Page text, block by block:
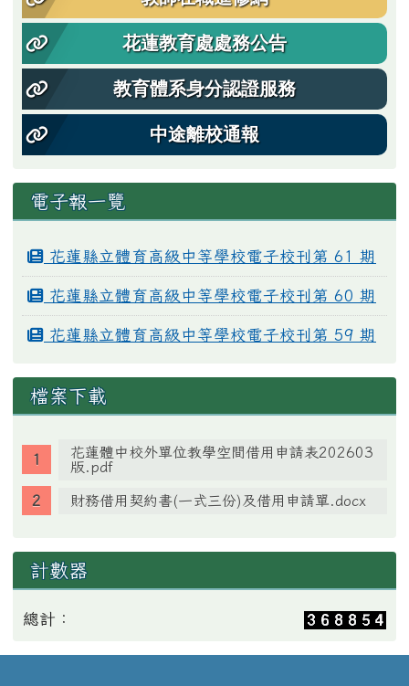
花蓮教育處處務公告
教育體系身分認證服務
中途離校通報
電子報一覽
花蓮縣立體育高級中等學校電子校刊第 61 期
花蓮縣立體育高級中等學校電子校刊第 60 期
花蓮縣立體育高級中等學校電子校刊第 59 期
檔案下載
花蓮體中校外單位教學空間借用申請表202603
版.pdf
財務借用契約書(一式三份)及借用申請單.docx
計數器
總計：